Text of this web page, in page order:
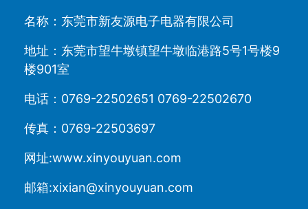
名称：东莞市新友源电子电器有限公司
地址：东莞市望牛墩镇望牛墩临港路5号1号楼9
楼901室
电话：0769-22502651 0769-22502670
传真：0769-22503697
网址:www.xinyouyuan.com
邮箱:xixian@xinyouyuan.com